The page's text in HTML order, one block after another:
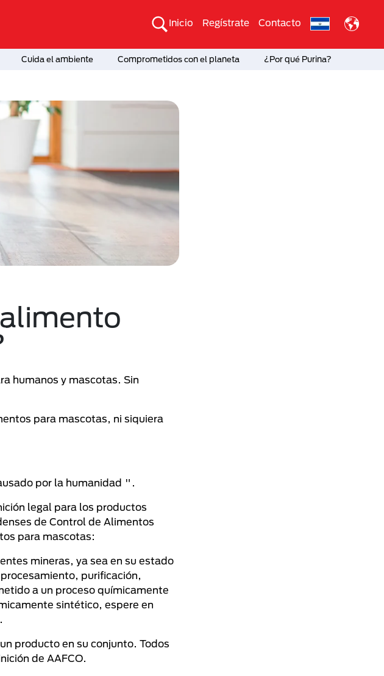
Inicio Regístrate Contacto
Cuida el ambiente Comprometidos con el planeta ¿Por qué Purina?
humanos y mascotas. Sin
para mascotas, ni siquiera
por la humanidad ".
legal para los productos
de Control de Alimentos
para mascotas:
mineras, ya sea en su estado
purificación,
a un proceso químicamente
sintético, espere en
producto en su conjunto. Todos
de AAFCO.